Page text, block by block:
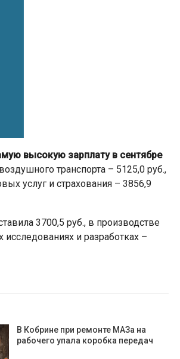
высокую зарплату в сентябре
транспорта – 5125,0 руб.,
услуг и страхования – 3856,9
3700,5 руб., в производстве
и разработках –
В Кобрине при ремонте МАЗа на
рабочего упала коробка передач